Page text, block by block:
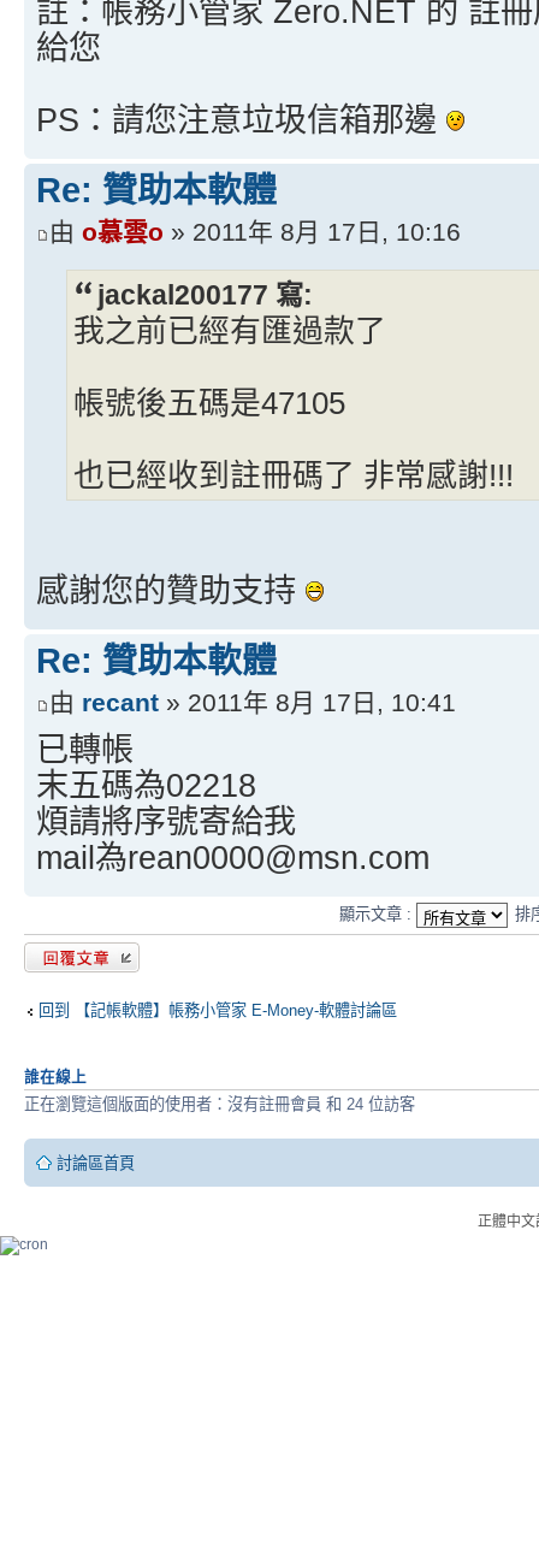
註：帳務小管家 Zero.NET 的 註
給您
PS：請您注意垃圾信箱那邊
Re: 贊助本軟體
由 o慕雲o » 2011年 8月 17日, 10:16
jackal200177 寫:
我之前已經有匯過款了
帳號後五碼是47105
也已經收到註冊碼了 非常感謝!!!
感謝您的贊助支持
Re: 贊助本軟體
由 recant » 2011年 8月 17日, 10:41
已轉帳
末五碼為02218
煩請將序號寄給我
mail為rean0000@msn.com
顯示文章 : 排
發表回覆
回到 【記帳軟體】帳務小管家 E-Money-軟體討論區
誰在線上
正在瀏覽這個版面的使用者：沒有註冊會員 和 24 位訪客
討論區首頁
正體中